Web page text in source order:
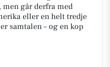
går derfra med
eller en helt tredje
samtalen – og en kop